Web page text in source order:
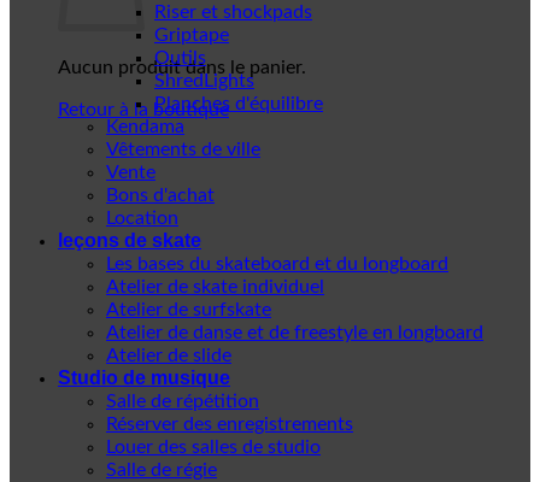
Aucun produit dans le panier.
Retour à la boutique
Riser et shockpads
Griptape
Outils
ShredLights
Planches d'équilibre
Kendama
Vêtements de ville
Vente
Bons d'achat
Location
leçons de skate
Les bases du skateboard et du longboard
Atelier de skate individuel
Atelier de surfskate
Atelier de danse et de freestyle en longboard
Atelier de slide
Studio de musique
Salle de répétition
Réserver des enregistrements
Louer des salles de studio
Salle de régie